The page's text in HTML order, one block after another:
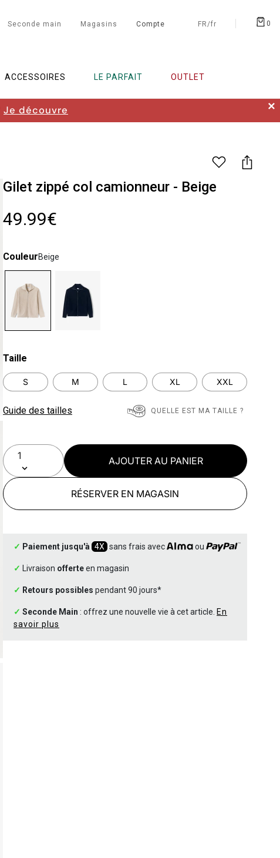
Seconde main Magasins Compte FR/fr 0
ACCESSOIRES LE PARFAIT OUTLET
Je découvre ✕
Gilet zippé col camionneur - Beige
49.99€
CouleurBeige
Taille
S M L XL XXL
Guide des tailles QUELLE EST MA TAILLE ?
AJOUTER AU PANIER
RÉSERVER EN MAGASIN
✓ Paiement jusqu'à 4X sans frais avec ou
✓ Livraison offerteen magasin
✓ Retours possibles pendant 90 jours*
✓ Seconde Main : offrez une nouvelle vie à cet article. En
savoir plus